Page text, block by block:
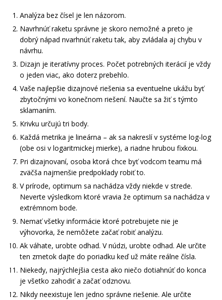
Analýza bez čísel je len názorom.
Navrhnúť raketu správne je skoro nemožné a preto je
dobrý nápad nvarhnúť raketu tak, aby zvládala aj chybu v
návrhu.
Dizajn je iteratívny proces. Počet potrebných iterácií je vždy
o jeden viac, ako doterz prebehlo.
Vaše najlepšie dizajnové riešenia sa eventuelne ukážu byť
zbytočnými vo konečnom riešení. Naučte sa žiť s týmto
sklamaním.
Krivku určujú tri body.
Každá metrika je lineárna – ak sa nakreslí v systéme log-log
(obe osi v logaritmickej mierke), a riadne hrubou fixkou.
Pri dizajnovaní, osoba ktorá chce byť vodcom teamu má
zväčša najmenšie predpoklady robiť to.
V prírode, optimum sa nachádza vždy niekde v strede.
Neverte výsledkom ktoré vravia že optimum sa nachádza v
extrémnom bode.
Nemať všetky informácie ktoré potrebujete nie je
výhovorka, že nemôžete začať robiť analýzu.
Ak váhate, urobte odhad. V núdzi, urobte odhad. Ale určite
ten zmetok dajte do poriadku keď už máte reálne čísla.
Niekedy, najrýchlejšia cesta ako niečo dotiahnúť do konca
je všetko zahodiť a začať odznovu.
Nikdy neexistuje len jedno správne riešenie. Ale určite